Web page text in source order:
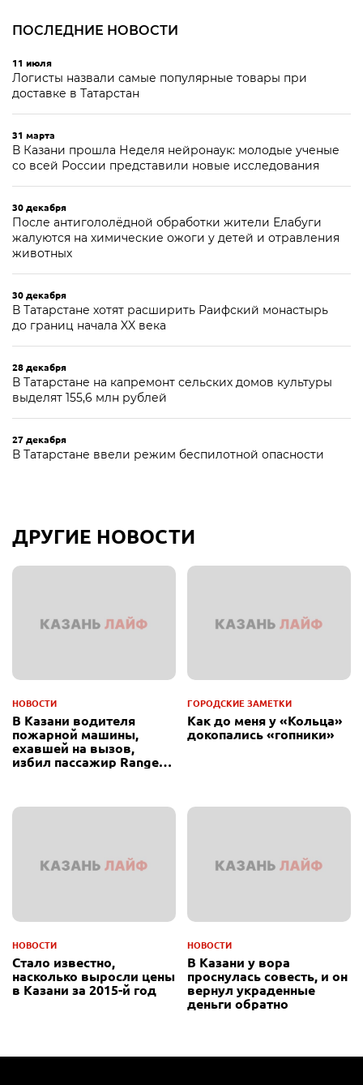
ПОСЛЕДНИЕ НОВОСТИ
11 июля
Логисты назвали самые популярные товары при
доставке в Татарстан
31 марта
В Казани прошла Неделя нейронаук: молодые ученые
со всей России представили новые исследования
30 декабря
После антигололёдной обработки жители Елабуги
жалуются на химические ожоги у детей и отравления
животных
30 декабря
В Татарстане хотят расширить Раифский монастырь
до границ начала XX века
28 декабря
В Татарстане на капремонт сельских домов культуры
выделят 155,6 млн рублей
27 декабря
В Татарстане ввели режим беспилотной опасности
ДРУГИЕ НОВОСТИ
НОВОСТИ
В Казани водителя
пожарной машины,
ехавшей на вызов,
избил пассажир Range
ГОРОДСКИЕ ЗАМЕТКИ
Как до меня у «Кольца»
докопались «гопники»
НОВОСТИ
Стало известно,
насколько выросли цены
в Казани за 2015-й год
НОВОСТИ
В Казани у вора
проснулась совесть, и он
вернул украденные
деньги обратно